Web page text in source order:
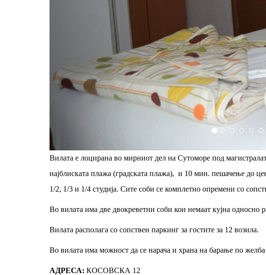
Вилата е лоцирана во мирниот дел на Сутоморе под
најблиската плажа (градската плажа), и 10 мин. пешачење до
1/2, 1/3 и 1/4 студија. Сите соби се комплетно опремени со
Во вилата има две двокреветни соби кои немаат кујна односно
Вилата располага со сопствен паркинг за гостите за 12 возила.
Во вилата има можност да се нарача и храна на барање по желба
АДРЕСА: КОСОВСКА 12